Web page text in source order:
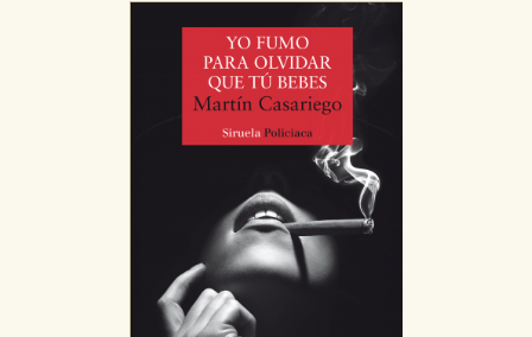
publicitarios y se utilizan para mostrar publicidad
relevante para sus intereses en otros sitios. No
almacenan directamente información personal sino
que se basan en la identificación única de su
navegador y dispositivo de internet.
GUARDAR CONFIGURACIÓN
política de cookies